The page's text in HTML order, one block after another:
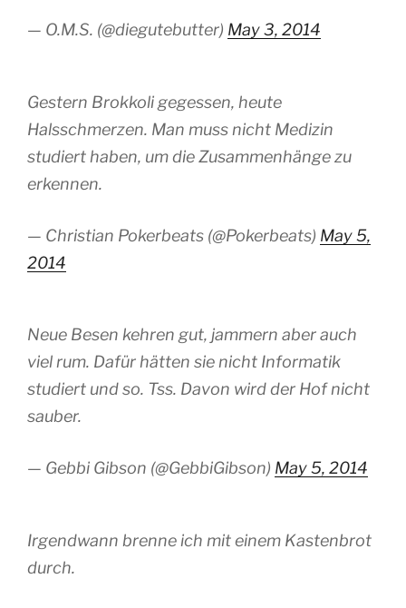
— O.M.S. (@diegutebutter) May 3, 2014
Gestern Brokkoli gegessen, heute
Halsschmerzen. Man muss nicht Medizin
studiert haben, um die Zusammenhänge zu
erkennen.
— Christian Pokerbeats (@Pokerbeats) May 5,
2014
Neue Besen kehren gut, jammern aber auch
viel rum. Dafür hätten sie nicht Informatik
studiert und so. Tss. Davon wird der Hof nicht
sauber.
— Gebbi Gibson (@GebbiGibson) May 5, 2014
Irgendwann brenne ich mit einem Kastenbrot
durch.